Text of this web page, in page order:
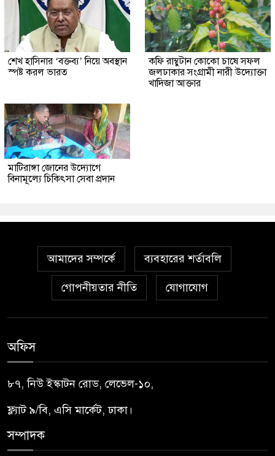
শেখ হাসিনার ‘বক্তব্য’ নিয়ে অবস্থান
স্পষ্ট করল ভারত
কফি রাম্বুটান কোকো চাষে সফল
জলঢাকার সংগ্রামী নারী উদ্যোক্তা
খাদিজা আক্তার
মাটিরাঙ্গা জোনের উদ্যোগে
বিনামূল্যে চিকিৎসা সেবা প্রদান
আমাদের সম্পর্কে ব্যবহারের শর্তাবলি
গোপনীয়তার নীতি যোগাযোগ
অফিস
৮৭, নিউ ইস্কাটন রোড, লেভেল-১০,
ফ্ল্যাট ৯/বি, এসি মার্কেট, ঢাকা।
সম্পাদক